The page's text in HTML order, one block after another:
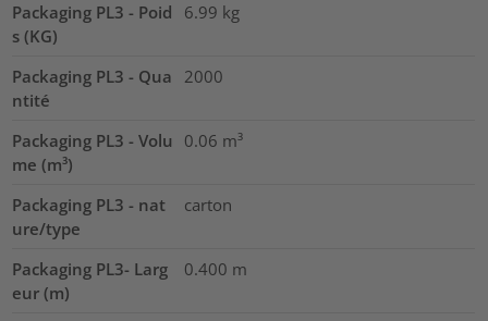
Packaging PL3 - Poid
s (KG)
6.99 kg
Packaging PL3 - Qua
ntité
2000
Packaging PL3 - Volu
me (m³)
0.06 m³
Packaging PL3 - nat
ure/type
carton
Packaging PL3- Larg
eur (m)
0.400 m